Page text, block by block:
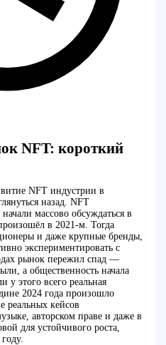
NFT: короткий
NFT индустрии в
назад. NFT
массово обсуждаться в
в 2021-м. Тогда
и даже крупные бренды,
экспериментировать с
рынок пережил спад —
а общественность начала
у этого всего реальная
2024 года произошло
реальных кейсов
авторском праве и даже в
для устойчивого роста,